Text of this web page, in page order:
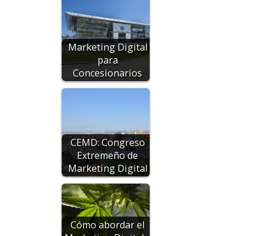
Marketing Digital
para
Concesionarios
CEMD: Congreso
Extremeño de
Marketing Digital
Cómo abordar el